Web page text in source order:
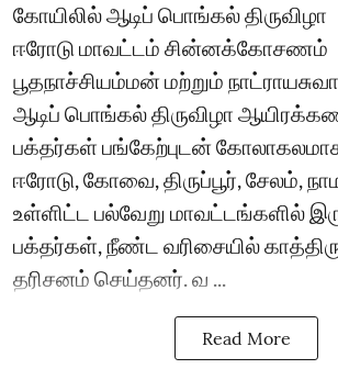
கோயிலில் ஆடிப் பொங்கல் திருவிழா
ஈரோடு மாவட்டம் சின்னக்கோசணம்
பூதநாச்சியம்மன் மற்றும்
ஆடிப் பொங்கல் திருவிழா
பக்தர்கள் பங்கேற்புடன்
ஈரோடு, கோவை, திருப்பூர், சேலம்,
உள்ளிட்ட பல்வேறு மாவட்டங்களில்
பக்தர்கள், நீண்ட வரிசையில்
தரிசனம் செய்தனர். வ ...
Read More